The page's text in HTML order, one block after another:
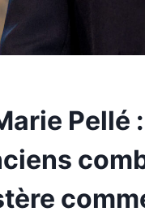
Pellé